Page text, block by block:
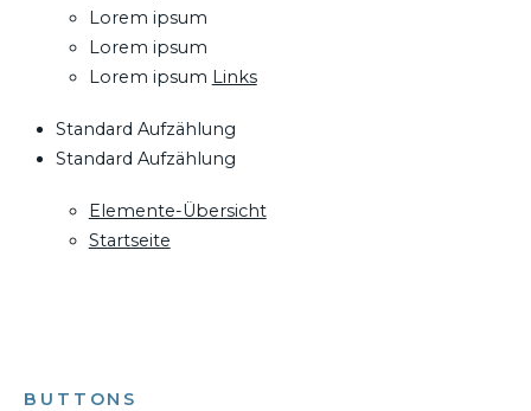
Lorem ipsum
Lorem ipsum
Lorem ipsum Links
Standard Aufzählung
Standard Aufzählung
Elemente-Übersicht
Startseite
BUTTONS